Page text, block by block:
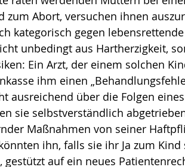
zum Abort, versuchen ihnen
kategorisch gegen
unbedingt aus Hartherzigkeit,
Ein Arzt, der einem solchen
ihm einen
ausreichend über die Folgen
sie selbstverständlich
Maßnahmen von seiner
ihn, falls sie ihr Ja zum
gestützt auf ein neues